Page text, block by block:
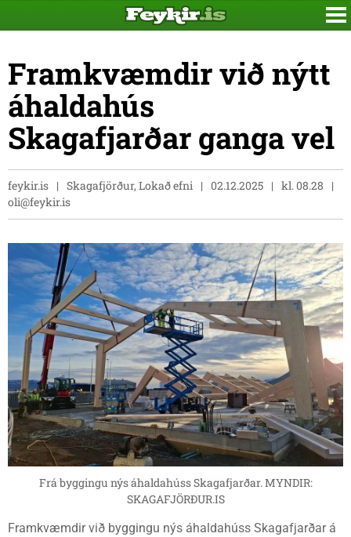
Framkvæmdir við nýtt
áhaldahús
Skagafjarðar ganga vel
feykir.is Skagafjörður, Lokað efni 02.12.2025
kl. 08.28
oli@feykir.is
Frá byggingu nýs áhaldahúss Skagafjarðar. MYNDIR:
SKAGAFJÖRÐUR.IS
Framkvæmdir við byggingu nýs áhaldahúss Skagafjarðar á